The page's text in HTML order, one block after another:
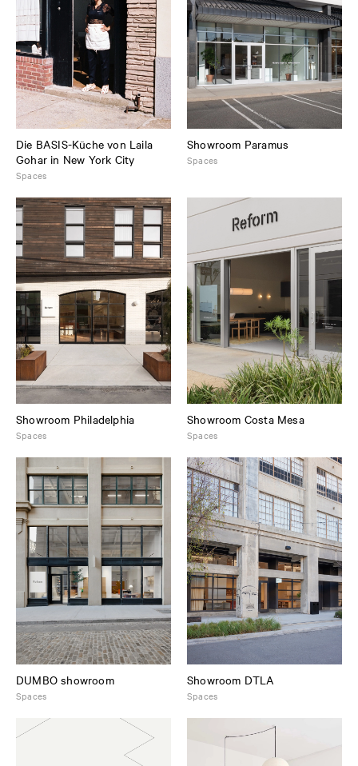
Die BASIS-Küche von Laila
Gohar in New York City
Spaces
Showroom Paramus
Spaces
Showroom Philadelphia
Spaces
Showroom Costa Mesa
Spaces
DUMBO showroom
Spaces
Showroom DTLA
Spaces